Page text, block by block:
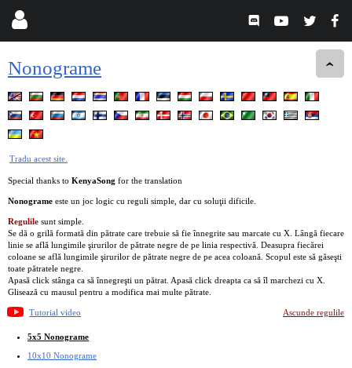
Nonograme
Tradu acest site.
Special thanks to KenyaSong for the translation
Nonograme este un joc logic cu reguli simple, dar cu soluţii dificile.
Regulile sunt simple.
Se dă o grilă formată din pătrate care trebuie să fie înnegrite sau marcate cu X. Lângă fiecare
linie se află lungimile şirurilor de pătrate negre de pe linia respectivă. Deasupra fiecărei
coloane se află lungimile şirurilor de pătrate negre de pe acea coloană. Scopul este să găseşti
toate pătratele negre.
Apasă click stânga ca să înnegreşti un pătrat. Apasă click dreapta ca să îl marchezi cu X.
Glisează cu mausul pentru a modifica mai multe pătrate.
Tutorial video Ascunde regulile
5x5 Nonograme
10x10 Nonograme